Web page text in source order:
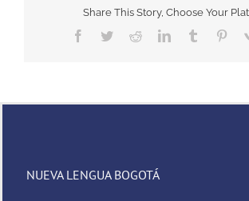
Share This Story, Choose Your
Facebook
TwitterRedditLinkedInTumblr
NUEVA LENGUA BOGOTÁ